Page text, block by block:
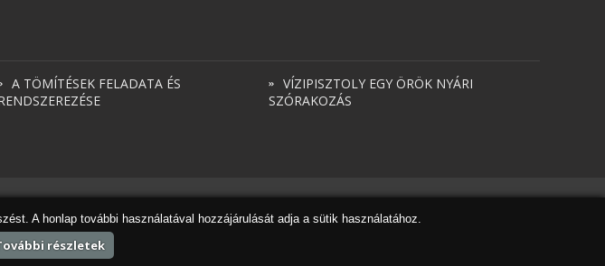
A TÖMÍTÉSEK FELADATA ÉS
VÍZIPISZTOLY EGY ÖRÖK NYÁRI
SZÓRAKOZÁS
Honlapkészítés,webdesign,keresőoptimalizálás
Marketing tanácsadónk a
A honlap további használatával hozzájárulását adja a sütik használatához.
részletek